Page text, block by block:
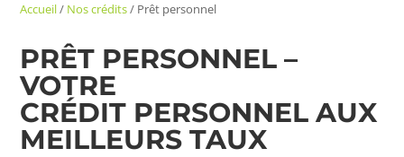
Accueil/ Nos crédits/ Prêt personnel
PRÊT PERSONNEL –
VOTRE
CRÉDIT PERSONNEL AUX
MEILLEURS TAUX